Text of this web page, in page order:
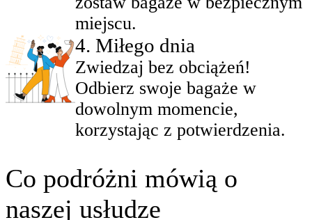
miejscu.
4. Miłego dnia
Zwiedzaj bez obciążeń!
Odbierz swoje bagaże w
dowolnym momencie,
korzystając z potwierdzenia.
Co podróżni mówią o
naszej usłudze